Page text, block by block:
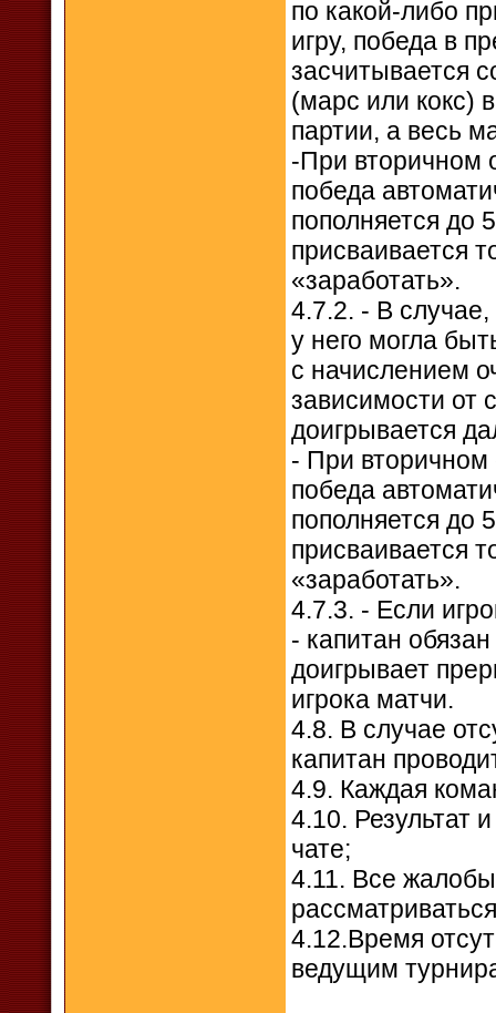
по какой-либо
игру, победа в
засчитывается
(марс или кокс)
партии, а весь
-При вторичном
победа
пополняется до
присваивается
«заработать».
4.7.2. - В случае,
у него могла
с начислением
зависимости от
доигрывается
- При вторичном
победа
пополняется до
присваивается
«заработать».
4.7.3. - Если
- капитан
доигрывает
игрока матчи.
4.8. В случае
капитан
4.9. Каждая
4.10. Результат
чате;
4.11. Все
4.12.Время
ведущим